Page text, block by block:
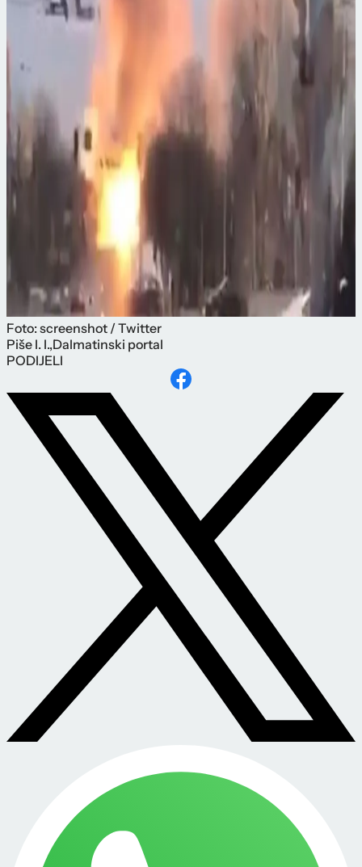
Foto: screenshot / Twitter
Piše I. I.,Dalmatinski portal
PODIJELI